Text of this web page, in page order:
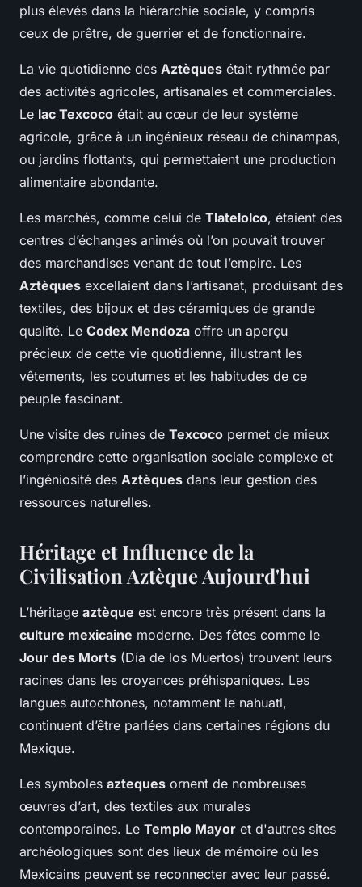
plus élevés dans la hiérarchie sociale, y compris
ceux de prêtre, de guerrier et de fonctionnaire.
La vie quotidienne des Aztèques était rythmée par
des activités agricoles, artisanales et commerciales.
Le lac Texcoco était au cœur de leur système
agricole, grâce à un ingénieux réseau de chinampas,
ou jardins flottants, qui permettaient une production
alimentaire abondante.
Les marchés, comme celui de Tlatelolco, étaient des
centres d’échanges animés où l’on pouvait trouver
des marchandises venant de tout l’empire. Les
Aztèques excellaient dans l’artisanat, produisant des
textiles, des bijoux et des céramiques de grande
qualité. Le Codex Mendoza offre un aperçu
précieux de cette vie quotidienne, illustrant les
vêtements, les coutumes et les habitudes de ce
peuple fascinant.
Une visite des ruines de Texcoco permet de mieux
comprendre cette organisation sociale complexe et
l’ingéniosité des Aztèques dans leur gestion des
ressources naturelles.
Héritage et Influence de la
Civilisation Aztèque Aujourd'hui
L’héritage aztèque est encore très présent dans la
culture mexicaine moderne. Des fêtes comme le
Jour des Morts (Día de los Muertos) trouvent leurs
racines dans les croyances préhispaniques. Les
langues autochtones, notamment le nahuatl,
continuent d’être parlées dans certaines régions du
Mexique.
Les symboles azteques ornent de nombreuses
œuvres d’art, des textiles aux murales
contemporaines. Le Templo Mayor et d'autres sites
archéologiques sont des lieux de mémoire où les
Mexicains peuvent se reconnecter avec leur passé.